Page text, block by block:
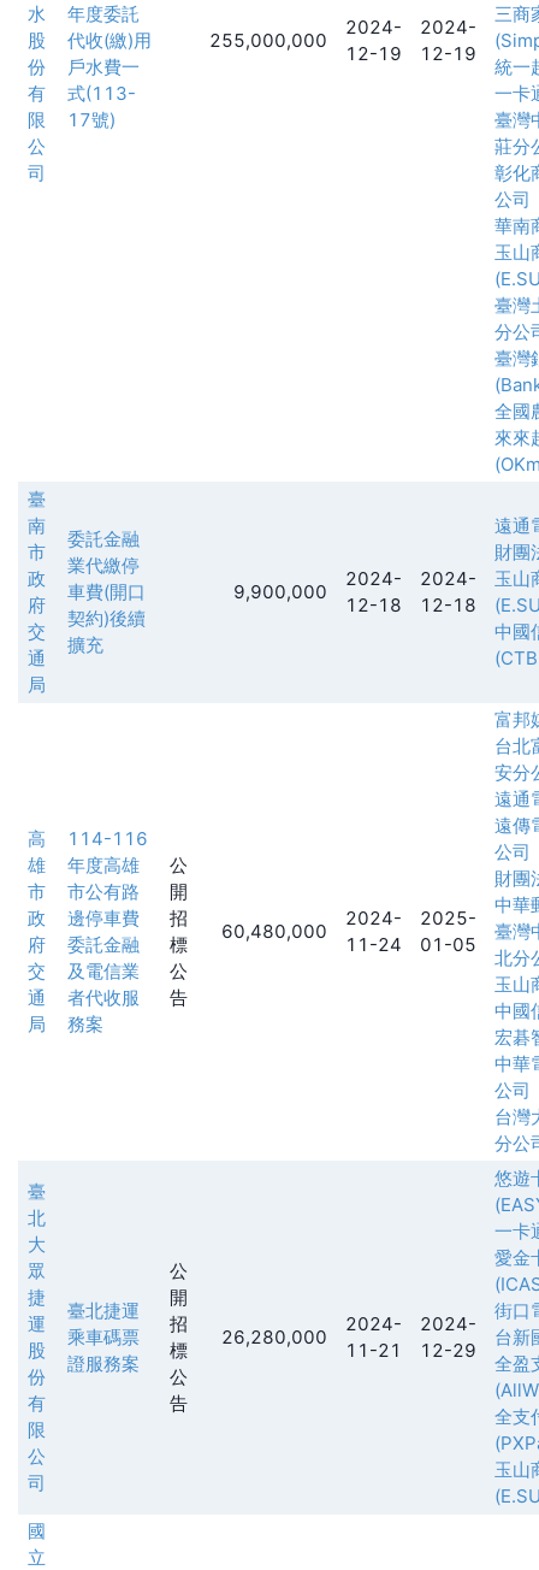
水
股
份
有
限
公
司
年度委託
代收(繳)用
戶水費一
式(113-
17號)
255,000,000
2024-
12-19
2024-
12-19
三商
統一
一卡
臺灣
莊分
彰化
公司
華南
玉山
臺灣
分公
臺灣
全國
來來
臺
南
市
政
府
交
通
局
委託金融
業代繳停
車費(開口
契約)後續
擴充
9,900,000
2024-
12-18
2024-
12-18
遠通
財團
玉山
中國
高
雄
市
政
府
交
通
局
114-116
年度高雄
市公有路
邊停車費
委託金融
及電信業
者代收服
務案
公
開
招
標
公
告
60,480,000
2024-
11-24
2025-
01-05
富邦
台北
安分
遠通
遠傳
公司
財團
中華
臺灣
北分
玉山
中國
宏碁
中華
公司
台灣
分公
臺
北
大
眾
捷
運
股
份
有
限
公
司
臺北捷運
乘車碼票
證服務案
公
開
招
標
公
告
26,280,000
2024-
11-21
2024-
12-29
悠遊
一卡
愛金
街口
台新
全盈
全支
玉山
國
立